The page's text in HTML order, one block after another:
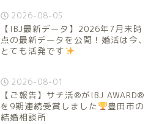
2026-08-05
【IBJ最新データ】2026年7月末時
点の最新データを公開！婚活は今、
とても活発です
2026-08-01
【ご報告】サチ活®がIBJ AWARD®
を9期連続受賞しました
豊田市の
結婚相談所